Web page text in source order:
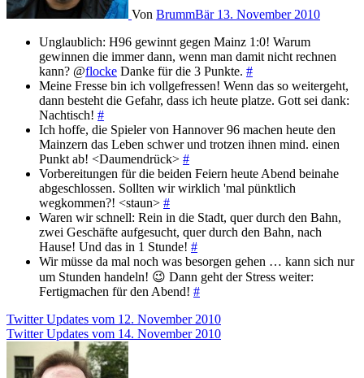
Von BrummBär 13. November 2010
Unglaublich: H96 gewinnt gegen Mainz 1:0! Warum
gewinnen die immer dann, wenn man damit nicht rechnen
kann? @flocke Danke für die 3 Punkte. #
Meine Fresse bin ich vollgefressen! Wenn das so weitergeht,
dann besteht die Gefahr, dass ich heute platze. Gott sei dank:
Nachtisch! #
Ich hoffe, die Spieler von Hannover 96 machen heute den
Mainzern das Leben schwer und trotzen ihnen mind. einen
Punkt ab! <Daumendrück> #
Vorbereitungen für die beiden Feiern heute Abend beinahe
abgeschlossen. Sollten wir wirklich 'mal pünktlich
wegkommen?! <staun> #
Waren wir schnell: Rein in die Stadt, quer durch den Bahn,
zwei Geschäfte aufgesucht, quer durch den Bahn, nach
Hause! Und das in 1 Stunde! #
Wir müsse da mal noch was besorgen gehen … kann sich nur
um Stunden handeln! 😉 Dann geht der Stress weiter:
Fertigmachen für den Abend! #
Beitragsnavigation
Twitter Updates vom 12. November 2010
Twitter Updates vom 14. November 2010